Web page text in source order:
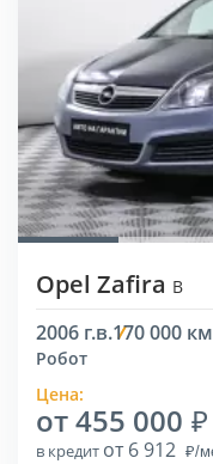
Opel Zafira B
2006 г.в.170 000 км
Робот
Цена:
от 455 000
в кредит от 6 912